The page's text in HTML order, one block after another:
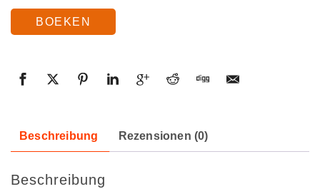
BOEKEN
Beschreibung Rezensionen (0)
Beschreibung